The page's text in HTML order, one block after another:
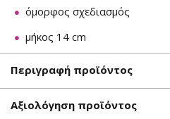
όμορφος σχεδιασμός
μήκος 14 cm
Περιγραφή προϊόντος
Αξιολόγηση προϊόντος